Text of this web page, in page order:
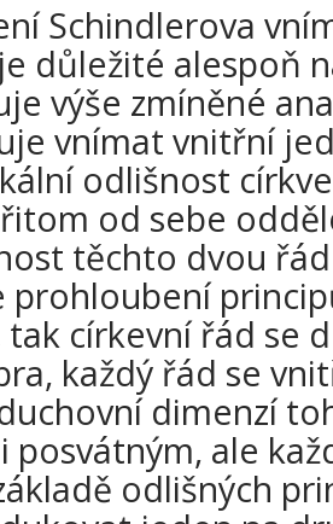
Schindlerova
důležité alespoň
výše zmíněné
vnímat vnitřní
odlišnost
od sebe
těchto dvou
prohloubení
církevní řád se
každý řád se
dimenzí
posvátným, ale
odlišných